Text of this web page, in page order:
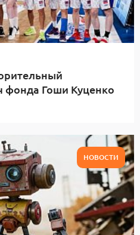
фонда Гоши Куценко
НОВОСТИ